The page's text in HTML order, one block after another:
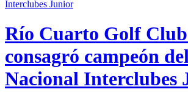
Río Cuarto Golf Club
consagró campeón
Nacional Interclubes